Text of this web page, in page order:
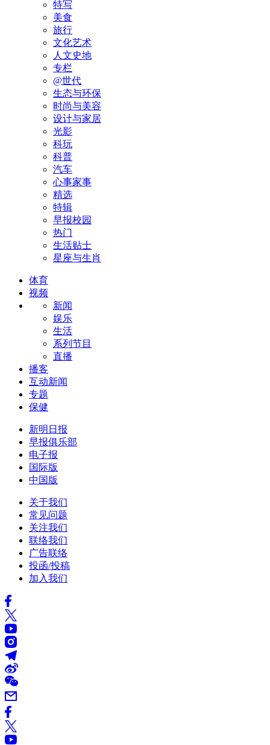
特写
美食
旅行
文化艺术
人文史地
专栏
@世代
生态与环保
时尚与美容
设计与家居
光影
科玩
科普
汽车
心事家事
精选
特辑
早报校园
热门
生活贴士
星座与生肖
体育
视频
新闻
娱乐
生活
系列节目
直播
播客
互动新闻
专题
保健
新明日报
早报俱乐部
电子报
国际版
中国版
关于我们
常见问题
关注我们
联络我们
广告联络
投函/投稿
加入我们